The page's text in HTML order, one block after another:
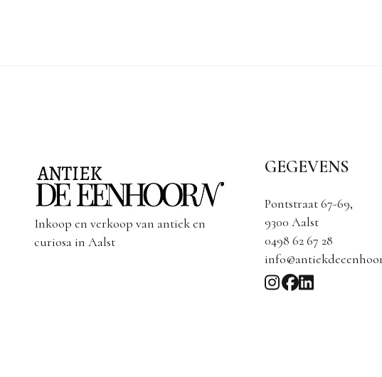
Inkoop en verkoop van antiek en
curiosa in Aalst
GEGEVENS
Pontstraat 67-69,
9300 Aalst
0498 62 67 28